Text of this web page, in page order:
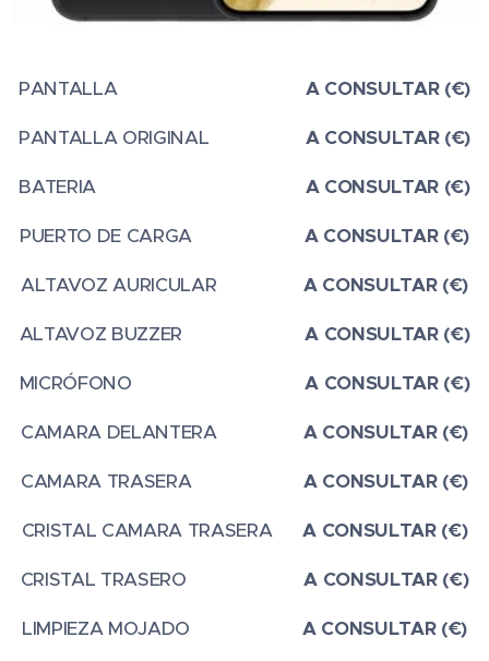
PANTALLAA CONSULTAR (€)
PANTALLA ORIGINAL A CONSULTAR (€)
BATERIA A CONSULTAR (€)
PUERTO DE CARGA A CONSULTAR (€)
ALTAVOZ AURICULAR A CONSULTAR (€)
ALTAVOZ BUZZERA CONSULTAR (€)
MICRÓFONOA CONSULTAR (€)
CAMARA DELANTERAA CONSULTAR (€)
CAMARA TRASERAA CONSULTAR (€)
CRISTAL CAMARA TRASERAA CONSULTAR (€)
CRISTAL TRASEROA CONSULTAR (€)
LIMPIEZA MOJADO A CONSULTAR (€)